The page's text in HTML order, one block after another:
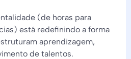
(de horas para
está redefinindo a forma
aprendizagem,
de talentos.